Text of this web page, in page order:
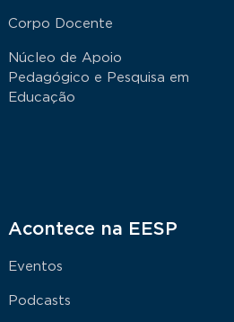
Corpo Docente
Núcleo de Apoio
Pedagógico e Pesquisa em
Educação
Acontece na EESP
Eventos
Podcasts